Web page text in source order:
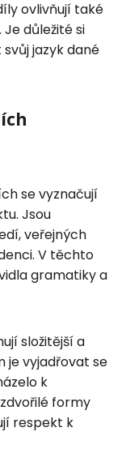
ovlivňují také
důležité si
jazyk dané
se vyznačují
Jsou
veřejných
V těchto
gramatiky a
složitější a
je vyjadřovat se
k
formy
respekt k